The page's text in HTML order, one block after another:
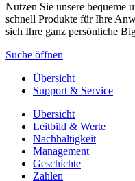
Nutzen Sie unsere bequeme
schnell Produkte für Ihre
sich Ihre ganz persönliche
Suche öffnen
Übersicht
Support & Service
Übersicht
Leitbild & Werte
Nachhaltigkeit
Management
Geschichte
Zahlen